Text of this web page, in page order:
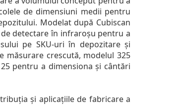
de dimensiuni medii pentru
Modelat după Cubiscan
detectare în infraroșu pentru a
pe SKU-uri în depozitare și
măsurare crescută, modelul 325
pentru a dimensiona și cântări
și aplicațiile de fabricare a